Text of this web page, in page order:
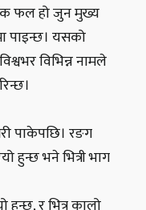
फल हो जुन मुख्य
पाइन्छ। यसको
विभिन्न नामले
पाकेपछि। रङग
हुन्छ भने भित्री भाग